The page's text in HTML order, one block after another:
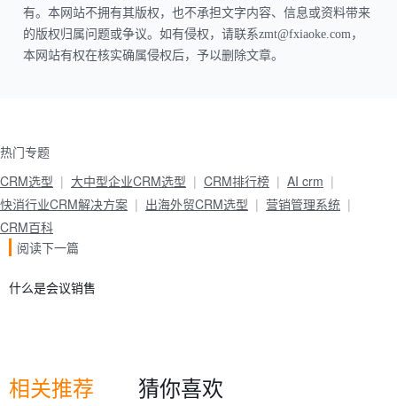
有。本网站不拥有其版权，也不承担文字内容、信息或资料带来
的版权归属问题或争议。如有侵权，请联系zmt@fxiaoke.com，
本网站有权在核实确属侵权后，予以删除文章。
热门专题
CRM选型
大中型企业CRM选型 CRM排行榜
AI crm
快消行业CRM解决方案
出海外贸CRM选型
营销管理系统
CRM百科
阅读下一篇
什么是会议销售
相关推荐 猜你喜欢